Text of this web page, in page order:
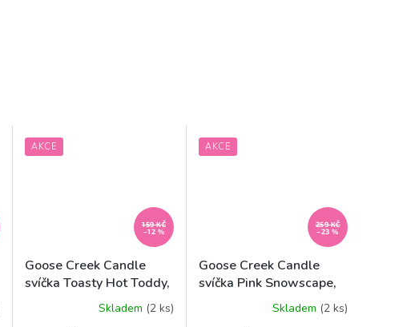
AKCE
159 KČ
–12 %
Goose Creek Candle
svíčka Toasty Hot Toddy,
Skladem (2 ks)
AKCE
259 KČ
–23 %
Goose Creek Candle
svíčka Pink Snowscape,
Skladem (2 ks)